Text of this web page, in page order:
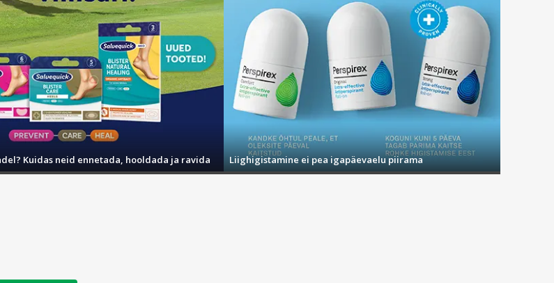
Kuidas neid ennetada, hooldada ja ravida Liighigistamine ei pea igapäevaelu piirama